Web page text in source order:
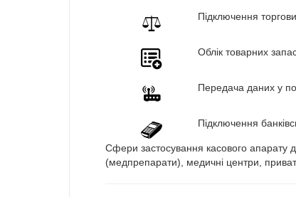
Підключення
Облік товарних
Передача даних у
Підключення
Сфери застосування касового апарату
(медпрепарати), медичні центри,